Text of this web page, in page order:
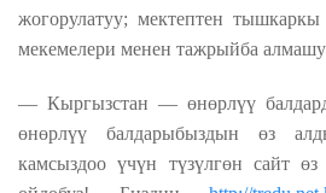
жогорулатуу; мектептен
мекемелери менен тажрыйба
— Кыргызстан — өнөрлүү
өнөрлүү балдарыбыздын өз
камсыздоо үчүн түзүлгөн сайт